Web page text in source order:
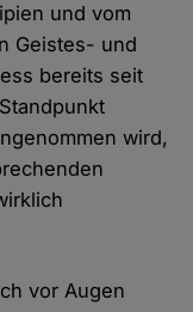
und vom
Geistes- und
bereits seit
wird,
vor Augen